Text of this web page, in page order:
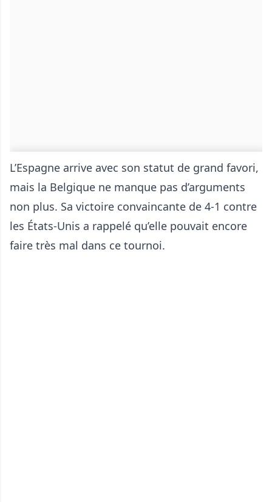
L’Espagne arrive avec son statut de grand favori,
mais la Belgique ne manque pas d’arguments
non plus. Sa victoire convaincante de 4-1 contre
les États-Unis a rappelé qu’elle pouvait encore
faire très mal dans ce tournoi.